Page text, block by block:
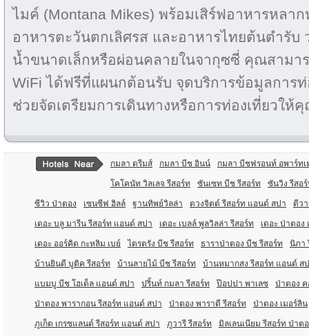
ไมค์ (Montana Mikes) พร้อมเสิร์ฟอาหารหลาก
อาหารตะวันตกเลิศรส และอาหารไทยต้นตำรับ
น้ำขนาดเล็กหรือผ่อนคลายในจากุซซี่ คุณสามา
WiFi ได้ฟรีที่แผนกต้อนรับ จุดบริการข้อมูลการท่
ช่วยจัดเตรียมการเดินทางหรือการท่องเที่ยวให้
กมลา ดรีมส์ กมลา บีช อินน์ กมลา บีชฟรอนท์ อพาร์ท
โคโคนัท วิลเลจ รีสอร์ท ซันเซท บีช รีสอร์ท ซันวิง รีสอ
ซีวิว ป่าตอง เซนซีฟ ฮิลล์ ฐานทิพย์วิลล่า ดวงจิตต์ รีสอร์ท แอนด์ สปา ดีว
เดอะ บลู มารีน รีสอร์ท แอนด์ สปา เดอะ เบลล์ พูลวิลล่า รีสอร์ท เดอะ ป่าตอง
เดอะ ออร์คิด กะหลิม เบย์ ไตรตรัง บีช รีสอร์ท ธาราป่าตอง บีช รีสอร์ท นิภา
บ้านยินดี บูติค รีสอร์ท บ้านลายไม้ บีช รีสอร์ท บ้านหมากสง รีสอร์ท แอนด์ ส
แบมบู บีช โฮเต็ล แอนด์ สปา ปริ้นท์ กมลา รีสอร์ท ป๊อปปา พาเลซ ป่าตอง ค
ป่าตอง พารากอน รีสอร์ท แอนด์ สปา ป่าตอง พาราดี รีสอร์ท ป่าตอง เมอร์ลิน
ภูเก็ต เกรซแลนด์ รีสอร์ท แอนด์ สปา ภูวารี รีสอร์ท มิลเลนเนียม รีสอร์ท ป่าต